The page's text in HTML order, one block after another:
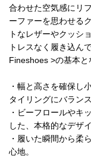
合わせた空気感にリ
ーファーを思わせる
トなレザーやクッシ
トレスなく履き込ん
Fineshoes >の基本と
・幅と高さを確保し
タイリングにバラン
・ビーフロールやキ
した、本格的なデザイ
・履いた瞬間から柔
心地。